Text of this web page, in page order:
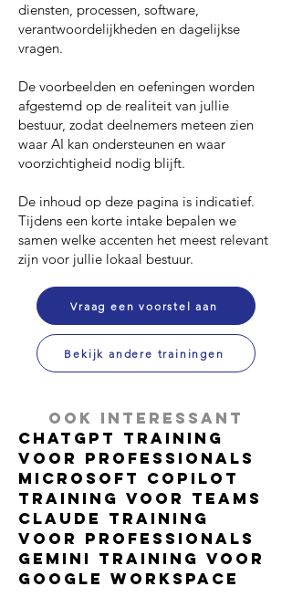
diensten, processen, software,
verantwoordelijkheden en dagelijkse
vragen.
De voorbeelden en oefeningen worden
afgestemd op de realiteit van jullie
bestuur, zodat deelnemers meteen zien
waar AI kan ondersteunen en waar
voorzichtigheid nodig blijft.
De inhoud op deze pagina is indicatief.
Tijdens een korte intake bepalen we
samen welke accenten het meest relevant
zijn voor jullie lokaal bestuur.
Vraag een voorstel aan
Bekijk andere trainingen
Ook interessant
ChatGPT Training
voor Professionals
Microsoft Copilot
Training voor Teams
Claude Training
voor Professionals
Gemini Training voor
Google Workspace